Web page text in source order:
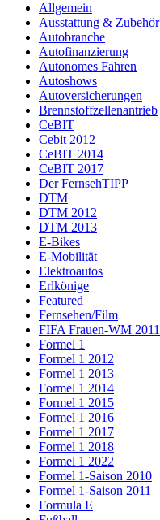
Allgemein
Ausstattung & Zubehör
Autobranche
Autofinanzierung
Autonomes Fahren
Autoshows
Autoversicherungen
Brennstoffzellenantrieb
CeBIT
Cebit 2012
CeBIT 2014
CeBIT 2017
Der FernsehTIPP
DTM
DTM 2012
DTM 2013
E-Bikes
E-Mobilität
Elektroautos
Erlkönige
Featured
Fernsehen/Film
FIFA Frauen-WM 2011
Formel 1
Formel 1 2012
Formel 1 2013
Formel 1 2014
Formel 1 2015
Formel 1 2016
Formel 1 2017
Formel 1 2018
Formel 1 2022
Formel 1-Saison 2010
Formel 1-Saison 2011
Formula E